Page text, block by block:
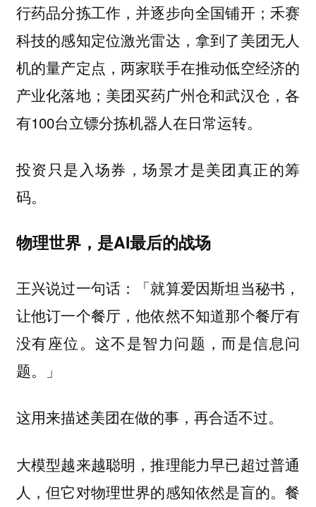
行药品分拣工作，并逐步向全国铺开；禾赛
科技的感知定位激光雷达，拿到了美团无人
机的量产定点，两家联手在推动低空经济的
产业化落地；美团买药广州仓和武汉仓，各
有100台立镖分拣机器人在日常运转。
投资只是入场券，场景才是美团真正的筹
码。
物理世界，是AI最后的战场
王兴说过一句话：「就算爱因斯坦当秘书，
让他订一个餐厅，他依然不知道那个餐厅有
没有座位。这不是智力问题，而是信息问
题。」
这用来描述美团在做的事，再合适不过。
大模型越来越聪明，推理能力早已超过普通
人，但它对物理世界的感知依然是盲的。餐